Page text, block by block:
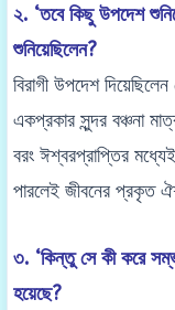
২. ‘তবে কিছু উপদেশ
শুনিয়েছিলেন?
বিরাগী উপদেশ
একপ্রকার সুন্দর বঞ্চনা
বরং ঈশ্বরপ্রাপ্তির
পারলেই জীবনের প্রকৃত
৩. ‘কিন্তু সে কী করে
হয়েছে?